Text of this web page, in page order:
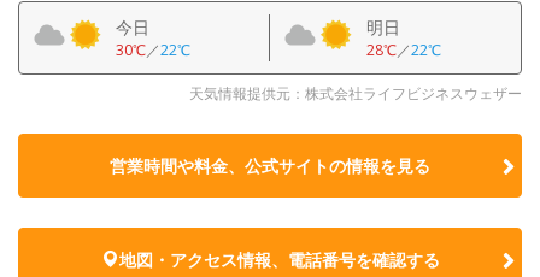
今日
30℃／22℃
明日
28℃／22℃
天気情報提供元：株式会社ライフビジネスウェザー
営業時間や料金、公式サイトの情報を見る
地図・アクセス情報、電話番号を確認する